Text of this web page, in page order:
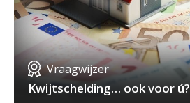
Vraagwijzer
Kwijtschelding… ook voor ú?